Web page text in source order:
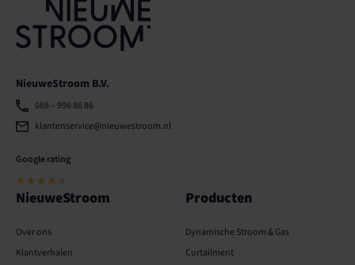
NieuweStroom B.V.
088 – 996 86 86
klantenservice@nieuwestroom.nl
Google rating
★★★★
NieuweStroom
Over ons
Klantverhalen
Producten
Dynamische Stroom & Gas
Curtailment